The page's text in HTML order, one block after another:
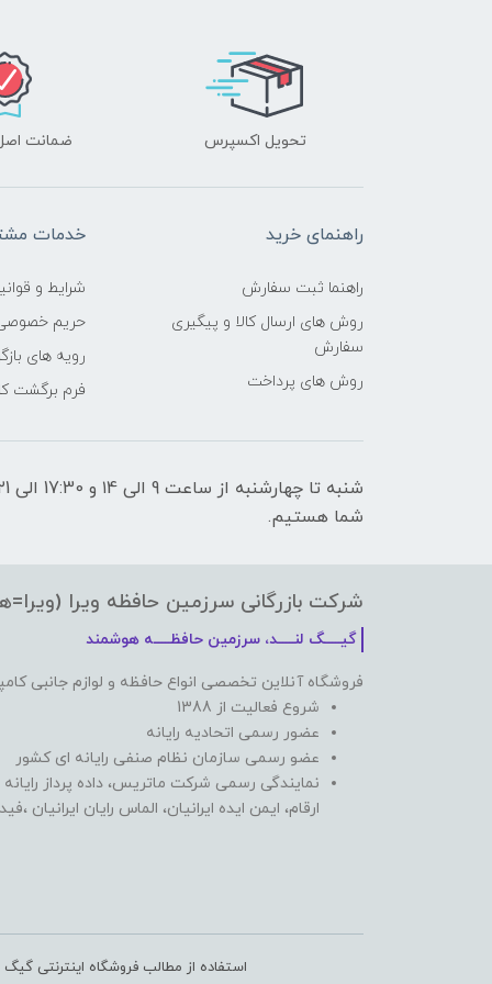
تحویل اکسپرس ضمانت
راهنمای خرید
راهنما ثبت سفارش
روش های ارسال کالا و پیگیری
سفارش
روش های پرداخت
خدمات
شرایط و
حریم
رویه های
فرم برگشت
شما هستیم.
شرکت بازرگانی سرزمین حافظه ویرا
گیـــــگ لنـــــد، سرزمین حافظـــــه هوشمند
فروشگاه آنلاین تخصصی انواع حافظه و لوازم جانبی
شروع فعالیت از 1388
عضور رسمی اتحادیه رایانه
عضو رسمی سازمان نظام صنفی رایانه ای کشور
نمایندگی رسمی شرکت ماتریس، داده پرداز
ارقام، ایمن ایده ایرانیان، الماس رایان ایرانیان
استفاده از مطالب فروشگاه اینترنتی